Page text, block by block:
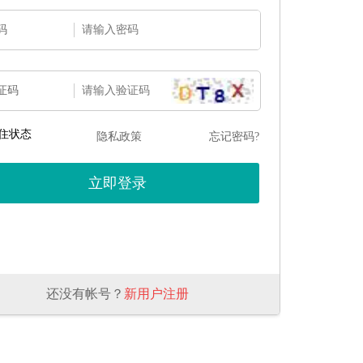
码
状态 隐私政策 忘记密码?
还没有帐号？ 新用户注册